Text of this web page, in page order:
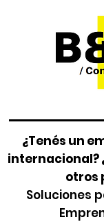
¿Tenés un
internacional?
otros
Soluciones